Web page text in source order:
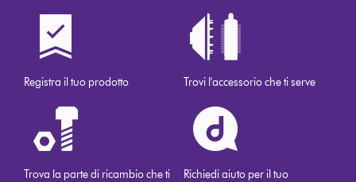
Registra il tuo prodotto Trovi l'accessorio che ti serve
Trova la parte di ricambio che ti
Richiedi aiuto per il tuo